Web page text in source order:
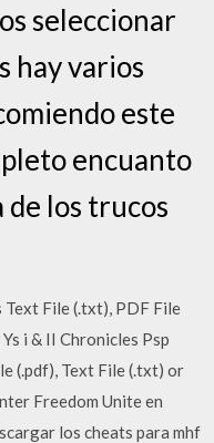
seleccionar
hay varios
este
encuanto
de los trucos
Text File (.txt), PDF File
i & II Chronicles Psp
(.pdf), Text File (.txt) or
Freedom Unite en
los cheats para mhf